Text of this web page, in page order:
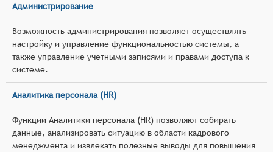
Администрирование
Возможность администрирования позволяет осуществлять
настройку и управление функциональностью системы, а
также управление учётными записями и правами доступа к
системе.
Аналитика персонала (HR)
Функции Аналитики персонала (HR) позволяют собирать
данные, анализировать ситуацию в области кадрового
менеджмента и извлекать полезные выводы для повышения